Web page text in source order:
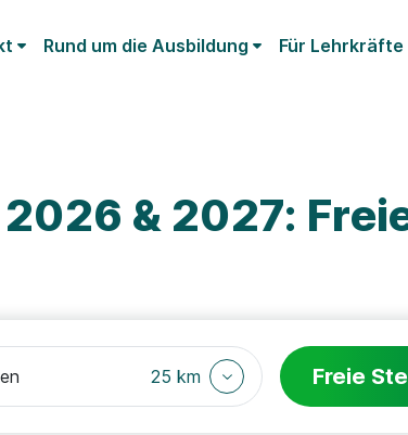
Rund um die Ausbildung Für Lehrkräfte
& 2027:
25 km Freie